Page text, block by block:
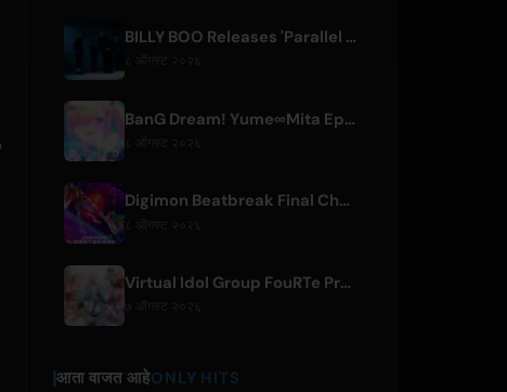
BILLY BOO Releases 'Parallel Night-EP' Featuring TV Drama Theme Song
BanG Dream! Yume∞Mita Episode 8 Live Clip Released
Digimon Beatbreak Final Chapter Premieres August 9, Free Episode Batch on YouTube
Virtual Idol Group FouRTe Project Debuts with 'ALL IN' Album Produced by m-flo's ☆Taku Takahashi
७ ऑगस्ट २०२६
आता वाजत आहेONLY HITS